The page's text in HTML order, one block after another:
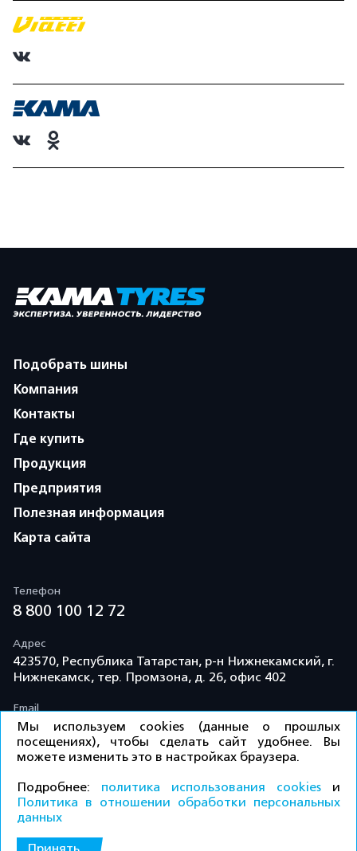
Подобрать шины
Компания
Контакты
Где купить
Продукция
Предприятия
Полезная информация
Карта сайта
Телефон
8 800 100 12 72
Адрес
423570, Республика Татарстан, р-н Нижнекамский, г.
Нижнекамск, тер. Промзона, д. 26, офис 402
Email
info@td-kama.com
©ООО «Торговый дом «Кама» 2026 / Все права
защищены.
Политика конфиденциальности
Мы используем cookies (данные о прошлых
посещениях), чтобы сделать сайт удобнее. Вы
можете изменить это в настройках браузера.
Подробнее: политика использования cookies и
Политика в отношении обработки персональных
данных